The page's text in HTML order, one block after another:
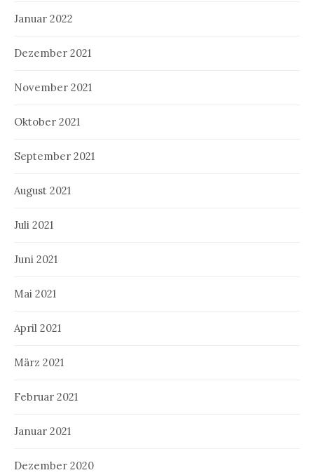
Januar 2022
Dezember 2021
November 2021
Oktober 2021
September 2021
August 2021
Juli 2021
Juni 2021
Mai 2021
April 2021
März 2021
Februar 2021
Januar 2021
Dezember 2020